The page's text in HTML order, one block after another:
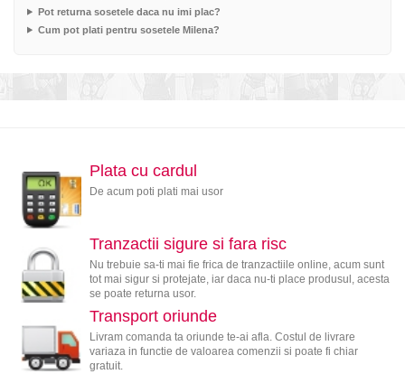
Pot returna sosetele daca nu imi plac?
Cum pot plati pentru sosetele Milena?
Plata cu cardul
De acum poti plati mai usor
Tranzactii sigure si fara risc
Nu trebuie sa-ti mai fie frica de tranzactiile online, acum sunt
tot mai sigur si protejate, iar daca nu-ti place produsul, acesta
se poate returna usor.
Transport oriunde
Livram comanda ta oriunde te-ai afla. Costul de livrare
variaza in functie de valoarea comenzii si poate fi chiar
gratuit.